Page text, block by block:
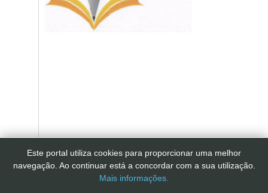
Este portal utiliza cookies para proporcionar uma melhor
navegação. Ao continuar está a concordar com a sua utilização.
Mais informações.